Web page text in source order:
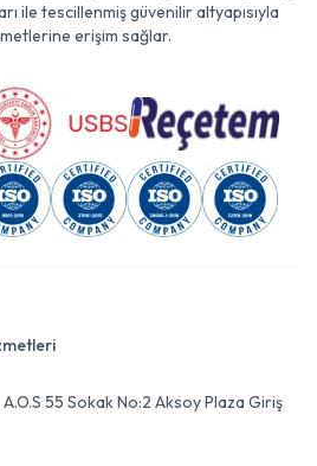
ile tescillenmiş güvenilir altyapısıyla
erişim sağlar.
55 Sokak No:2 Aksoy Plaza Giriş